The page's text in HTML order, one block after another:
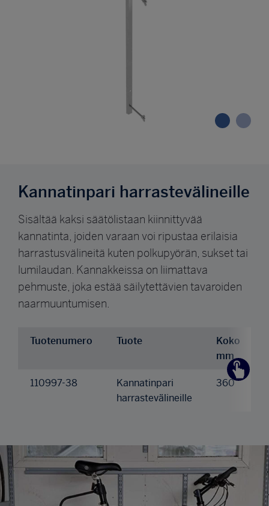
Kannatinpari harrastevälineille
Sisältää kaksi säätölistaan kiinnittyvää
kannatinta, joiden varaan voi ripustaa erilaisia
harrastusvälineitä kuten polkupyörän, sukset tai
lumilaudan. Kannakkeissa on liimattava
pehmuste, joka estää säilytettävien tavaroiden
naarmuuntumisen.
Tuotenumero Tuote
Koko
mm
110997-38
Kannatinpari
harrastevälineille
360